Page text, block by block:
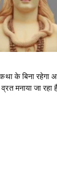
के बिना रहेगा
मनाया जा रहा